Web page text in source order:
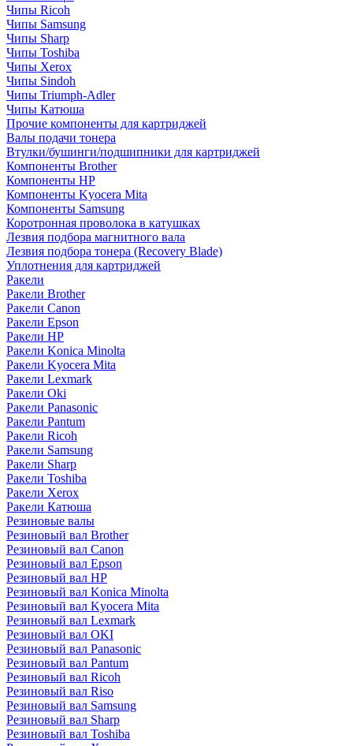
Чипы Ricoh
Чипы Samsung
Чипы Sharp
Чипы Toshiba
Чипы Xerox
Чипы Sindoh
Чипы Triumph-Adler
Чипы Катюша
Прочие компоненты для картриджей
Валы подачи тонера
Втулки/бушинги/подшипники для картриджей
Компоненты Brother
Компоненты HP
Компоненты Kyocera Mita
Компоненты Samsung
Коротронная проволока в катушках
Лезвия подбора магнитного вала
Лезвия подбора тонера (Recovery Blade)
Уплотнения для картриджей
Ракели
Ракели Brother
Ракели Canon
Ракели Epson
Ракели HP
Ракели Konica Minolta
Ракели Kyocera Mita
Ракели Lexmark
Ракели Oki
Ракели Panasonic
Ракели Pantum
Ракели Ricoh
Ракели Samsung
Ракели Sharp
Ракели Toshiba
Ракели Xerox
Ракели Катюша
Резиновые валы
Резиновый вал Brother
Резиновый вал Canon
Резиновый вал Epson
Резиновый вал HP
Резиновый вал Konica Minolta
Резиновый вал Kyocera Mita
Резиновый вал Lexmark
Резиновый вал OKI
Резиновый вал Panasonic
Резиновый вал Pantum
Резиновый вал Ricoh
Резиновый вал Riso
Резиновый вал Samsung
Резиновый вал Sharp
Резиновый вал Toshiba